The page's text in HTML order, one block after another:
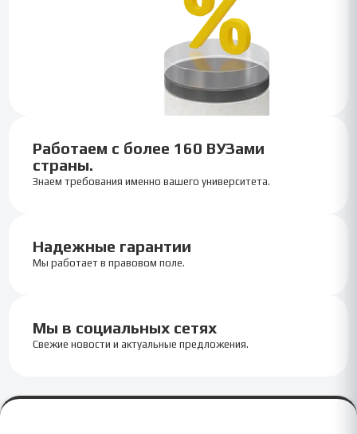
Работаем с более 160 ВУЗами
страны.
Знаем требования именно вашего университета.
Надежные гарантии
Мы работает в правовом поле.
Мы в социальных сетях
Свежие новости и актуальные предложения.